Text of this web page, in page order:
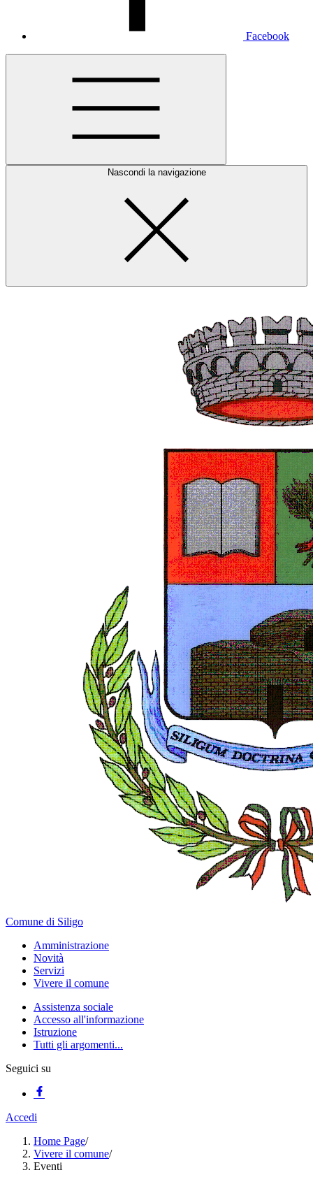
Facebook
Nascondi la navigazione
Comune di Siligo
Amministrazione
Novità
Servizi
Vivere il comune
Assistenza sociale
Accesso all'informazione
Istruzione
Tutti gli argomenti...
Seguici su
Accedi
Home Page/
Vivere il comune/
Eventi